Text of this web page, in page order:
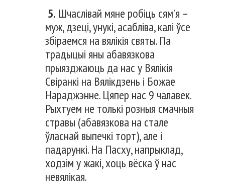
5. Шчаслівай мяне робіць сям’я –
муж, дзеці, унукі, асабліва, калі ўсе
збіраемся на вялікія святы. Па
традыцыі яны абавязкова
прыязджаюць да нас у Вялікія
Свіранкі на Вялікдзень і Божае
Нараджэнне. Цяпер нас 9 чалавек.
Рыхтуем не толькі розныя смачныя
стравы (абавязкова на стале
ўласнай выпечкі торт), але і
падарункі. На Пасху, напрыклад,
ходзім у жакі, хоць вёска ў нас
невялікая.